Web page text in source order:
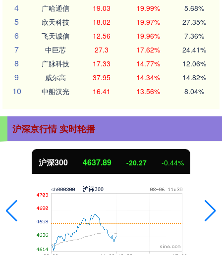
4 广哈通信 19.03 19.99% 5.68%
5 欣天科技 18.02 19.97% 27.35%
6 飞天诚信 12.56 19.96% 7.36%
7 中巨芯 27.3 17.62% 24.41%
8 广脉科技 17.33 14.77% 12.06%
9 威尔高 37.95 14.34% 14.82%
10 中船汉光 16.41 13.56% 8.04%
沪深京行情 实时轮播
-0.44% 北证50 1115.17